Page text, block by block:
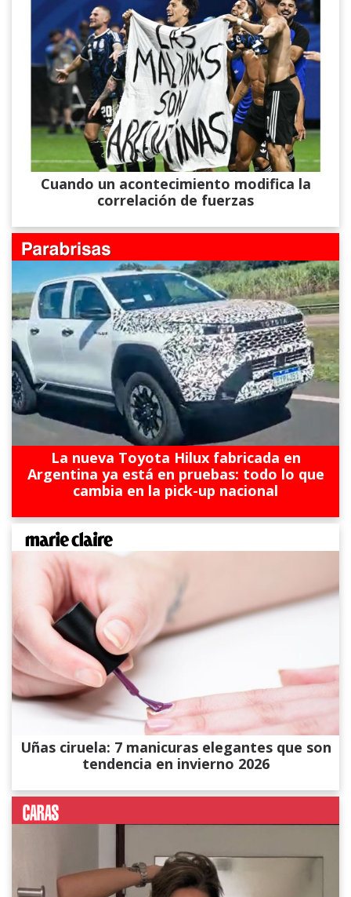
Cuando un acontecimiento modifica la
correlación de fuerzas
La nueva Toyota Hilux fabricada en
Argentina ya está en pruebas: todo lo que
cambia en la pick-up nacional
Uñas ciruela: 7 manicuras elegantes que son
tendencia en invierno 2026